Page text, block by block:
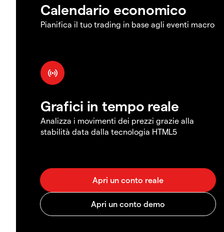
Calendario economico
Pianifica il tuo trading in base agli eventi macro
Grafici in tempo reale
Analizza i movimenti dei prezzi grazie alla
stabilità data dalla tecnologia HTML5